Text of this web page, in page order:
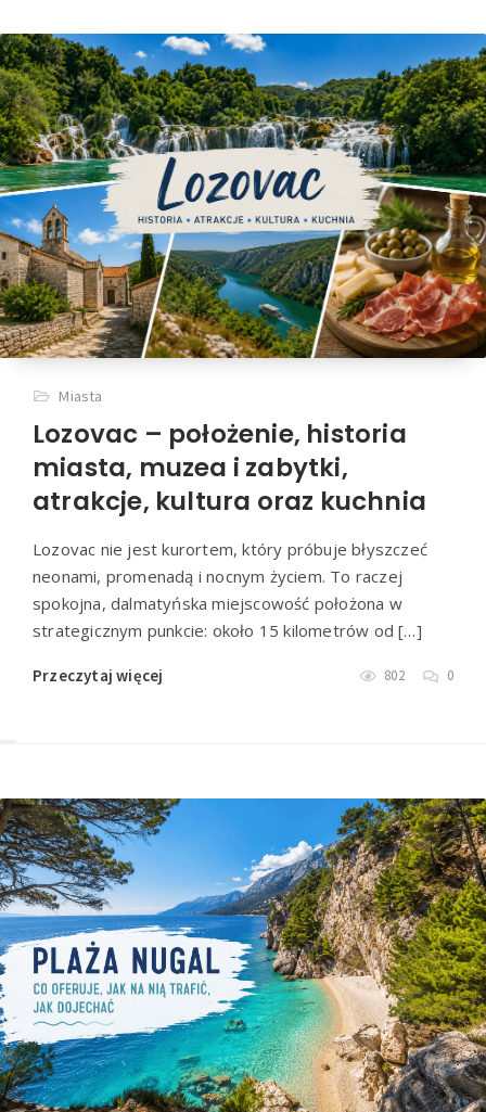
Miasta
Lozovac – położenie, historia
miasta, muzea i zabytki,
atrakcje, kultura oraz kuchnia
Lozovac nie jest kurortem, który próbuje błyszczeć
neonami, promenadą i nocnym życiem. To raczej
spokojna, dalmatyńska miejscowość położona w
strategicznym punkcie: około 15 kilometrów od […]
Przeczytaj więcej 802 0